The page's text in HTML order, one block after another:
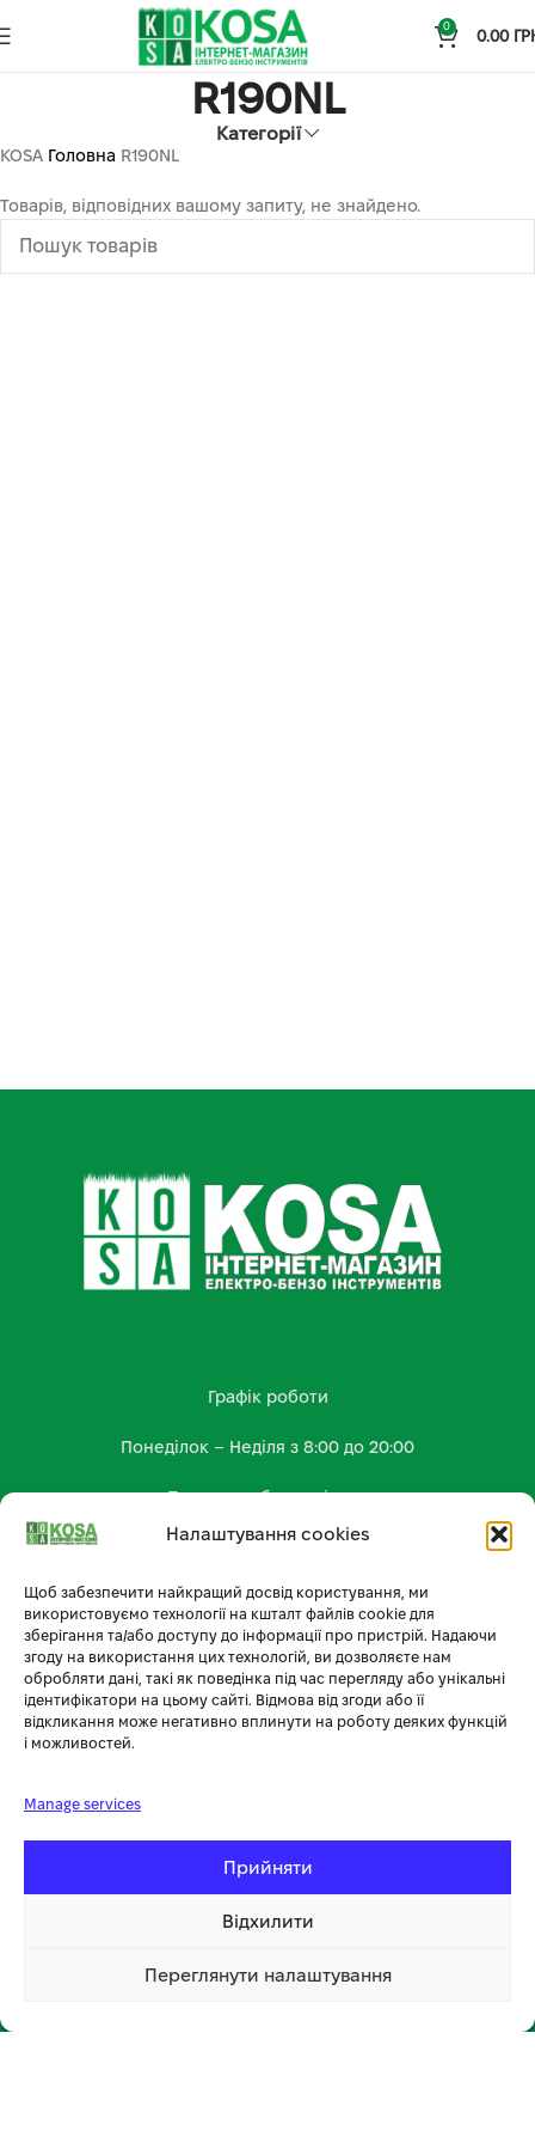
Налаштування cookies
Щоб забезпечити найкращий досвід користування, ми
використовуємо технології на кшталт файлів cookie для
зберігання та/або доступу до інформації про пристрій. Надаючи
згоду на використання цих технологій, ви дозволяєте нам
обробляти дані, такі як поведінка під час перегляду або унікальні
ідентифікатори на цьому сайті. Відмова від згоди або її
відкликання може негативно вплинути на роботу деяких функцій
і можливостей.
Manage services
Прийняти
Відхилити
Переглянути налаштування
0
0.00
R190NL
Категорії
KOSA Головна R190NL
Товарів, відповідних вашому запиту, не знайдено.
Графік роботи
Понеділок – Неділя з 8:00 до 20:00
Працюємо без вихідних
КОНТАКТИ
+38 (096) 185-94-30
+380 (96) 796 14 54
🏪 МАГАЗИН KOSA У ТЕРНОПОЛІ
🕘 Пн–Нд: 08:00–20:00 📞